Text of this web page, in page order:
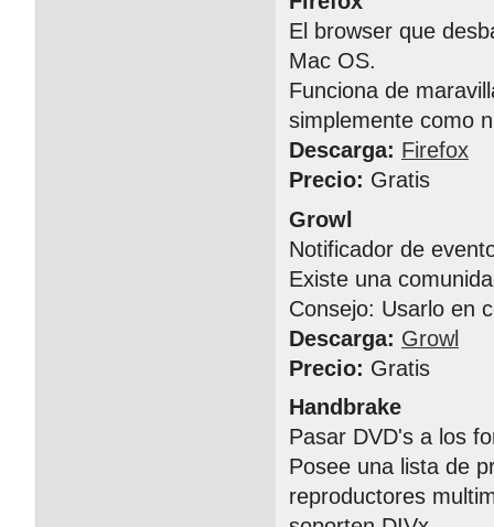
El browser que
Mac OS.
Funciona de
simplemente como
Descarga: Firefox
Precio: Gratis
Growl
Notificador de
Existe una
Consejo: Usarlo en
Descarga: Growl
Precio: Gratis
Handbrake
Pasar DVD's a los
Posee una lista de
reproductores